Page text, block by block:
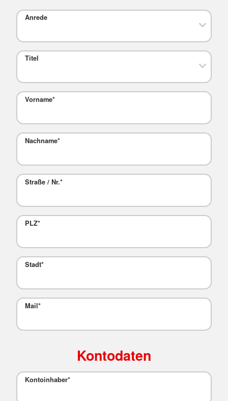
Anrede
Titel
Vorname*
Nachname*
Straße / Nr.*
PLZ*
Stadt*
Mail*
Kontodaten
Kontoinhaber*